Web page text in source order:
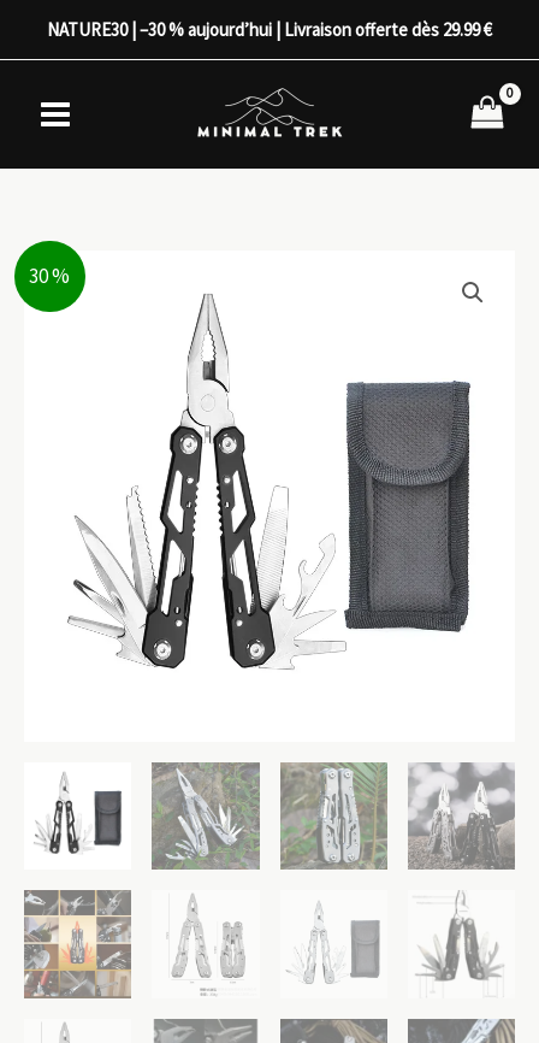
NATURE30 | –30 % aujourd’hui | Livraison offerte dès 29.99 €
30 %